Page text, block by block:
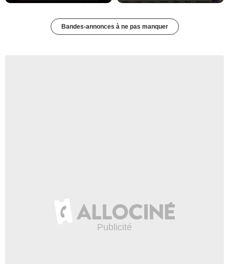
Bandes-annonces à ne pas manquer